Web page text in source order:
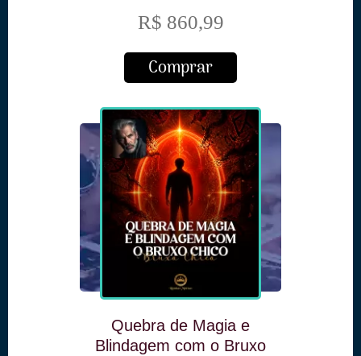
R$ 860,99
Comprar
Quebra de Magia e
Blindagem com o Bruxo